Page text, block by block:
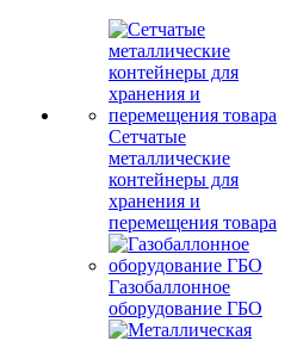
Сетчатые
металлические
контейнеры для
хранения и
перемещения товара
Газобаллонное
оборудование ГБО